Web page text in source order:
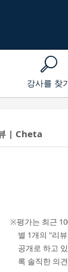
강사를 찾
| Cheta
평가는 최근
별 1개의 "리
공개로 하고
록 솔직한 의